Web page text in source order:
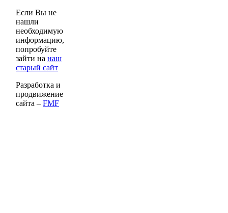
Если Вы не
нашли
необходимую
информацию,
попробуйте
зайти на наш
старый сайт
Разработка и
продвижение
сайта – FMF